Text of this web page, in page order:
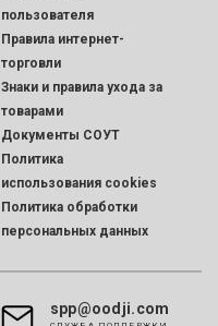
пользователя
Правила интернет-
торговли
Знаки и правила ухода за
товарами
Документы СОУТ
Политика
использования cookies
Политика обработки
персональных данных
spp@oodji.com